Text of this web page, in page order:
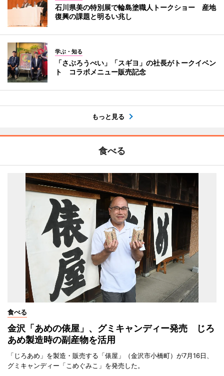
石川県美の特別展で輪島塗職人トークショー 産地
復興の課題と明るい兆し
学ぶ・知る
「さぶろうべい」「スギヨ」の社長がトークイベン
ト コラボメニュー販売記念
もっと見る
食べる
食べる
金沢「あめの俵屋」、グミキャンディー発売 じろ
あめ製造時の副産物を活用
「じろあめ」を製造・販売する「俵屋」（金沢市小橋町）が7月16日、
グミキャンディー「こめぐみこ」を発売した。